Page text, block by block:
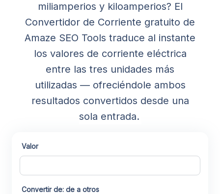
miliamperios y kiloamperios? El
Convertidor de Corriente gratuito de
Amaze SEO Tools traduce al instante
los valores de corriente eléctrica
entre las tres unidades más
utilizadas — ofreciéndole ambos
resultados convertidos desde una
sola entrada.
Valor
Convertir de: de a otros